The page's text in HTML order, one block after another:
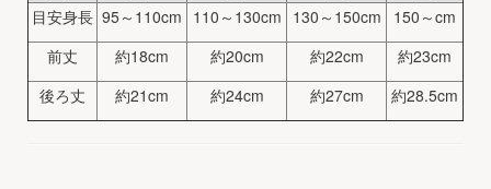
目安身長 95～110cm 110～130cm 130～150cm
150～cm
前丈
約18cm 約20cm 約22cm
約23cm
後ろ丈
約21cm 約24cm 約27cm 約28.5cm